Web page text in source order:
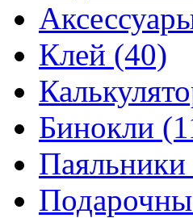
Клей (40)
Бинокли